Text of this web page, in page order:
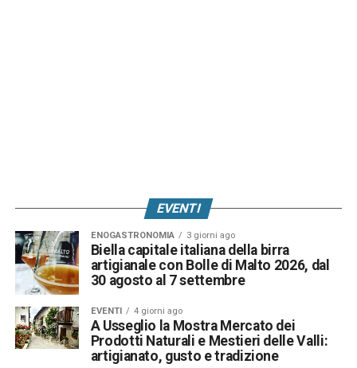
EVENTI
ENOGASTRONOMIA 3 giorni ago
Biella capitale italiana della birra
artigianale con Bolle di Malto 2026, dal
30 agosto al 7 settembre
EVENTI 4 giorni ago
A Usseglio la Mostra Mercato dei
Prodotti Naturali e Mestieri delle Valli:
artigianato, gusto e tradizione